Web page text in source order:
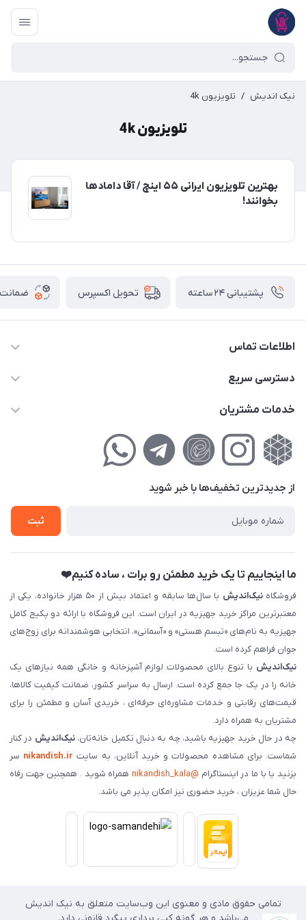
نیک اندیش / تلویزیون 4k
تلویزیون 4k
بهترین تلویزیون ایرانی ۵۵ اینچ / آقا دامادها
بخوانند!
پشتیبانی ۲۴ ساعته تحویل اکسپرس ضمانت
اطلاعات تماس
02177111474
کوچه گلریز 4 غربی ، پلاک 13
دسترسی سریع
حساب کاربری
لیست محصولات
خدمات مشتریان
راهنمای‌خرید‌آنلاین
حریم خصوصی
فروش‌اقساطی
از جدید‌ترین تخفیف‌ها با‌ خبر شوید
ثبت
ما اینجاییم تا یک خرید مطمئن رو برات ، ساده کنیم❤️
فروشگاهنیک‌اندیش
با سال‌ها سابقه و اعتماد بیش از ۵۰ هزار خانواده، یکی از
معتبرترین مراکز خرید جهیزیه در ایران است. این فروشگاه با ارائه دو پکیج کامل
جهیزیه به نام‌های «تبسم هستی» و «آسمانی»، انتخابی هوشمندانه برای زوج‌های
جوان فراهم کرده است.
نیک‌اندیش با تنوع بالای محصولات لوازم آشپزخانه و خانگی همه نیازهای یک
خانه را در یک جا جمع کرده است. ارسال به سراسر کشور، ضمانت کیفیت کالاها،
قیمت‌های رقابتی و خدمات مشاوره‌ای حرفه‌ای ، خریدی آسان و مطمئن را برای
مشتریان به همراه دارد.
چه در حال خرید جهیزیه باشید، چه به دنبال تکمیل خانه‌تان،نیک‌اندیش در کنار
شماست. برای مشاهده محصولات و خرید آنلاین، به سایت nikandish.ir سر
بزنید یا با ما در اینستاگرام @nikandish_kala
همراه شوید . همچنین جهت رفاه
حال شما عزیزان ، خرید حضوری نیز امکان پذیر می باشد.
تمامی حقوق مادی و معنوی این وب‌سایت متعلق به نیک اندیش